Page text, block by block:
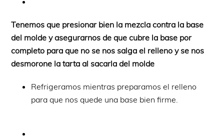
Tenemos que presionar bien la mezcla contra la base
del molde y asegurarnos de que cubre la base por
completo para que no se nos salga el relleno y se nos
desmorone la tarta al sacarla del molde
Refrigeramos mientras preparamos el relleno
para que nos quede una base bien firme.